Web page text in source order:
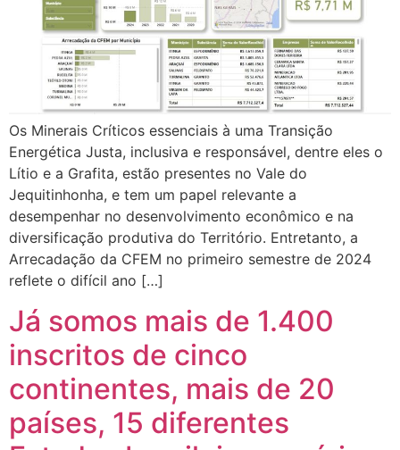
Os Minerais Críticos essenciais à uma Transição
Energética Justa, inclusiva e responsável, dentre eles o
Lítio e a Grafita, estão presentes no Vale do
Jequitinhonha, e tem um papel relevante a
desempenhar no desenvolvimento econômico e na
diversificação produtiva do Território. Entretanto, a
Arrecadação da CFEM no primeiro semestre de 2024
reflete o difícil ano […]
Já somos mais de 1.400
inscritos de cinco
continentes, mais de 20
países, 15 diferentes